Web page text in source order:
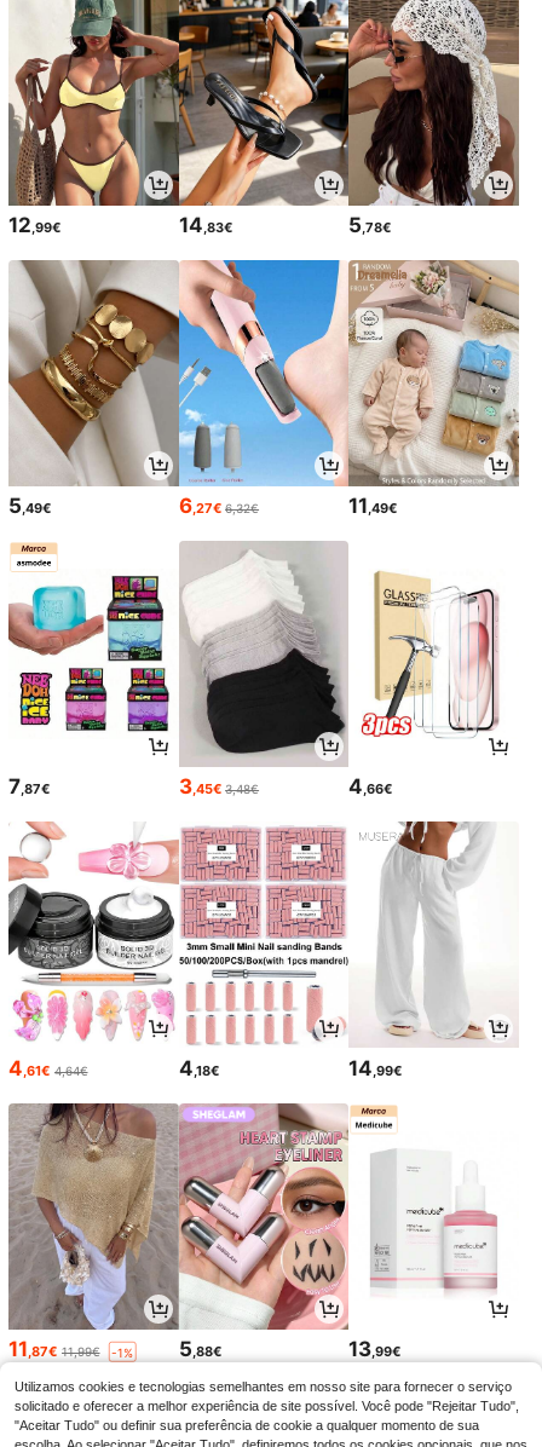
12 ,99€ 14 ,83€ 5 ,78€
5,49€ 6,27€ 6,32€ 11,49€
7,87€ 3,45€ 3,48€ 4,66€
4 ,61€ 4,64€ 4 ,18€ 14 ,99€
11,87€ 11,99€ -1% 5 ,88€ 13 ,99€
Utilizamos cookies e tecnologias semelhantes em nosso site para fornecer o serviço
solicitado e oferecer a melhor experiência de site possível. Você pode "Rejeitar Tudo",
"Aceitar Tudo" ou definir sua preferência de cookie a qualquer momento de sua